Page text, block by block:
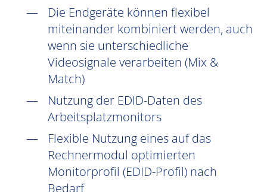
Die Endgeräte können flexibel
miteinander kombiniert werden, auch
wenn sie unterschiedliche
Videosignale verarbeiten (Mix &
Match)
Nutzung der EDID-Daten des
Arbeitsplatzmonitors
Flexible Nutzung eines auf das
Rechnermodul optimierten
Monitorprofil (EDID-Profil) nach
Bedarf